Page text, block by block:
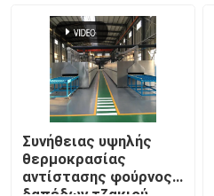
Συνήθειας υψηλής
θερμοκρασίας
αντίστασης φούρνος